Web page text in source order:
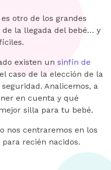
otro de los grandes
de la llegada del bebé… y
existen un sinfín de
caso de la elección de la
Analicemos, a
en cuenta y qué
silla para tu bebé.
nos centraremos en los
recién nacidos.